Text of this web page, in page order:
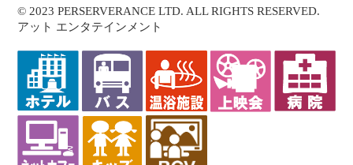
© 2023 PERSERVERANCE LTD. ALL RIGHTS RESERVED.
アット エンタテインメント